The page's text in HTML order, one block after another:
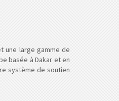
une large gamme de
basée à Dakar et en
système de soutien